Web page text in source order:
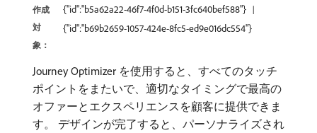
作成
対
象：
{"id":"b5a62a22-46f7-4f0d-b151-3fc640bef588"}
{"id":"b69b2659-1057-424e-8fc5-ed9e016dc554"}
Journey Optimizer を使用すると、すべてのタッチ
ポイントをまたいで、適切なタイミングで最高の
オファーとエクスペリエンスを顧客に提供できま
す。 デザインが完了すると、パーソナライズされ